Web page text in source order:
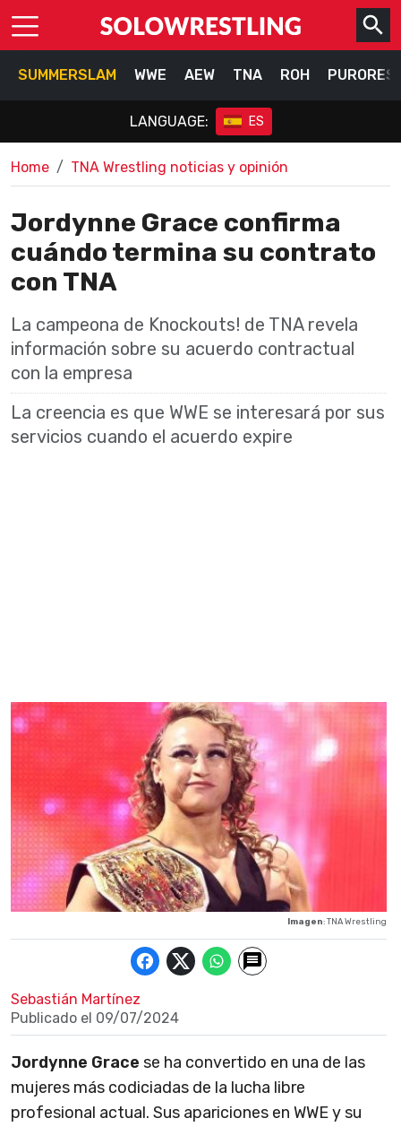
SUMMERSLAM WWE AEW TNA ROH
LANGUAGE: ES
Home TNA Wrestling noticias y opinión
Jordynne Grace confirma
cuándo termina su contrato
con TNA
La campeona de Knockouts! de TNA revela
información sobre su acuerdo contractual
con la empresa
La creencia es que WWE se interesará por sus
servicios cuando el acuerdo expire
Imagen: TNA Wrestling
Sebastián Martínez
Publicado el 09/07/2024
Jordynne Grace se ha convertido en una de las
mujeres más codiciadas de la lucha libre
profesional actual. Sus apariciones en WWE y su